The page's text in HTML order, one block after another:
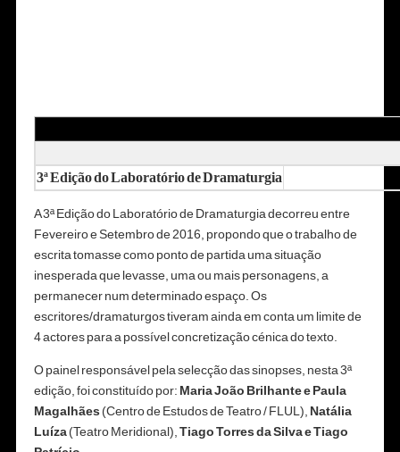
3ª Edição do Laboratório de Dramaturgia
A 3ª Edição do Laboratório de Dramaturgia decorreu entre
Fevereiro e Setembro de 2016, propondo que o trabalho de
escrita tomasse como ponto de partida uma situação
inesperada que levasse, uma ou mais personagens, a
permanecer num determinado espaço. Os
escritores/dramaturgos tiveram ainda em conta um limite de
4 actores para a possível concretização cénica do texto.
O painel responsável pela selecção das sinopses, nesta 3ª
edição, foi constituído por: Maria João Brilhante e Paula
Magalhães (Centro de Estudos de Teatro / FLUL), Natália
Luíza(Teatro Meridional), Tiago Torres da Silva e Tiago